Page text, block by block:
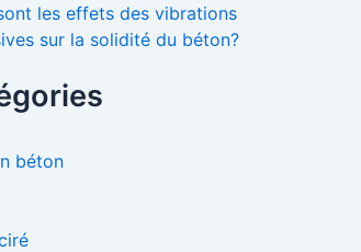
les effets des vibrations
sur la solidité du béton?
béton